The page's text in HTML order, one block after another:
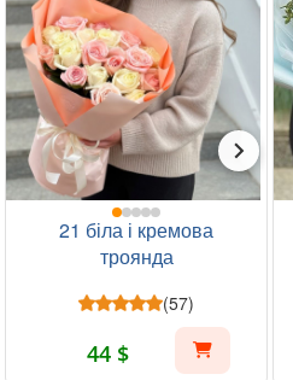
21 біла і кремова
троянда
(57)
44 $